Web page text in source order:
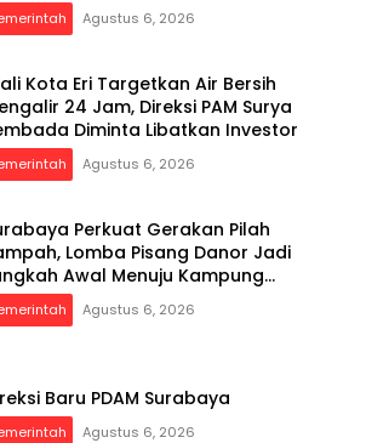
Agustus 6, 2026
Kota Eri Targetkan Air Bersih
24 Jam, Direksi PAM Surya
Diminta Libatkan Investor
Agustus 6, 2026
Perkuat Gerakan Pilah
Lomba Pisang Danor Jadi
Awal Menuju Kampung
Agustus 6, 2026
Baru PDAM Surabaya
Agustus 6, 2026